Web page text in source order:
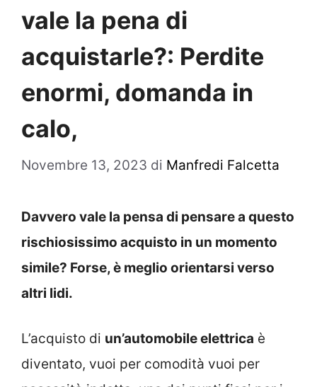
vale la pena di
acquistarle?: Perdite
enormi, domanda in
calo,
Novembre 13, 2023 di Manfredi Falcetta
Davvero vale la pensa di pensare a questo
rischiosissimo acquisto in un momento
simile? Forse, è meglio orientarsi verso
altri lidi.
L’acquisto di un’automobile elettrica è
diventato, vuoi per comodità vuoi per